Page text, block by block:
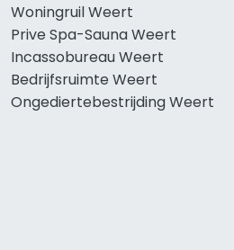
Woningruil Weert
Prive Spa-Sauna Weert
Incassobureau Weert
Bedrijfsruimte Weert
Ongediertebestrijding Weert